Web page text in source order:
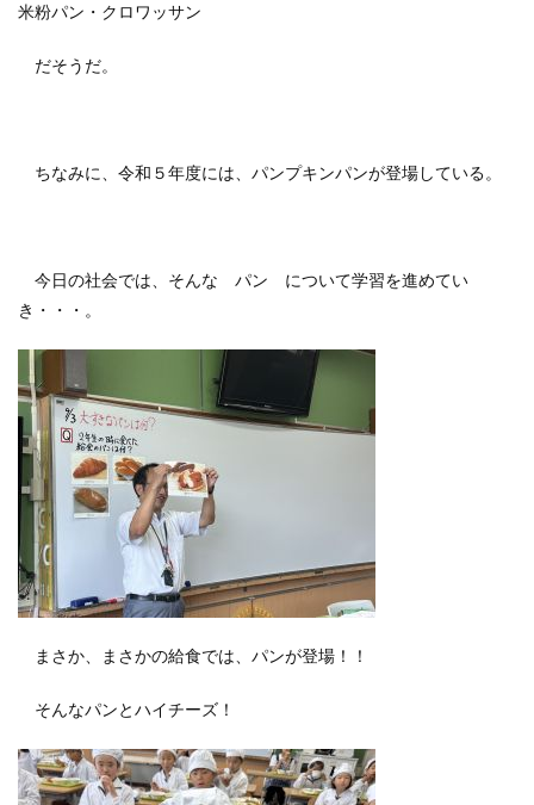
米粉パン・クロワッサン
だそうだ。
ちなみに、令和５年度には、パンプキンパンが登場している。
今日の社会では、そんな パン について学習を進めてい
き・・・。
まさか、まさかの給食では、パンが登場！！
そんなパンとハイチーズ！